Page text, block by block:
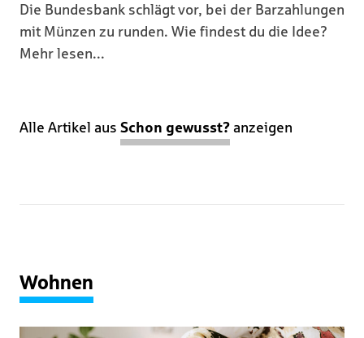
Die Bundesbank schlägt vor, bei der Barzahlungen
mit Münzen zu runden. Wie findest du die Idee?
Mehr lesen...
Alle Artikel aus Schon gewusst? anzeigen
Wohnen